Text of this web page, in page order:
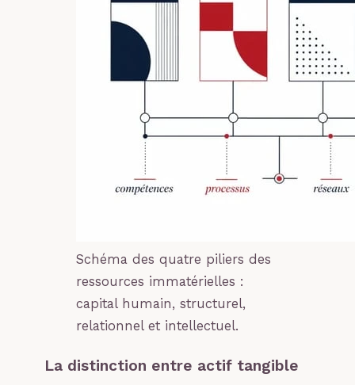
Schéma des quatre piliers des
ressources immatérielles :
capital humain, structurel,
relationnel et intellectuel.
La distinction entre actif tangible